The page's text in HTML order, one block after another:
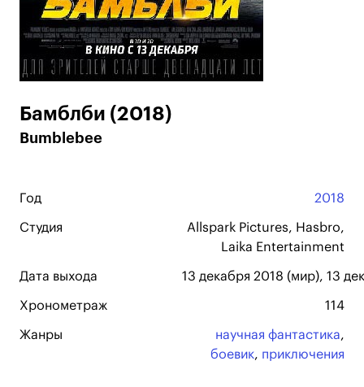
Бамблби (2018)
Bumblebee
Год 2018
Студия
Allspark Pictures, Hasbro,
Laika Entertainment
Дата выхода 13 декабря 2018 (мир), 13
Хронометраж 114
Жанры научная фантастика,
боевик, приключения